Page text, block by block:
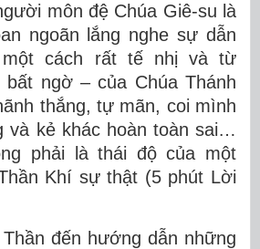
môn đệ Chúa Giê-su là
ngoãn lắng nghe sự dẫn
cách rất tế nhị và từ
ngờ – của Chúa Thánh
thắng, tự mãn, coi mình
và kẻ khác hoàn toàn sai…
phải là thái độ của một
Khí sự thật (5 phút Lời
đến hướng dẫn những